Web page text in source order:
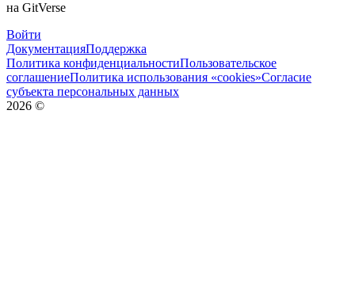
на GitVerse
Войти
ДокументацияПоддержка
Политика конфиденциальностиПользовательское
соглашениеПолитика использования «cookies»Согласие
субъекта персональных данных
2026 ©